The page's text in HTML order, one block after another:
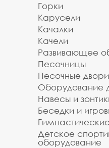
Горки
Карусели
Качалки
Качели
Развивающее
Песочницы
Песочные
Оборудование
Навесы и
Беседки и
Детское
оборудование